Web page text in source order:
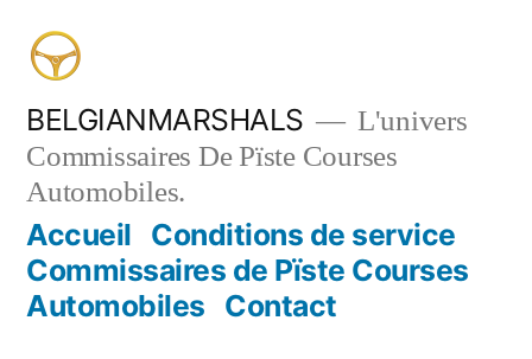
contenu
BELGIANMARSHALS
L'univers
Commissaires De Pïste Courses
Automobiles.
Accueil Conditions de service
Commissaires de Pïste Courses
Automobiles Contact